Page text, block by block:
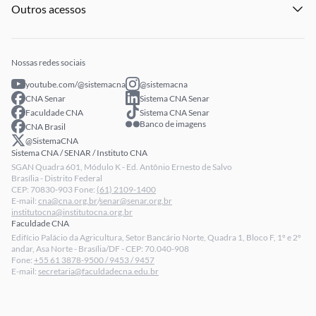
Arrecadação
Outros acessos
Política de Privacidade
LGPD - Lei Geral de Proteção de Dados
Relatórios de Transparência Salarial da CNA
Nossas redes sociais
youtube.com/@sistemacna
CNA Senar
Faculdade CNA
CNA Brasil
@SistemaCNA
@sistemacna
Sistema CNA Senar
Sistema CNA Senar
Banco de imagens
Sistema CNA / SENAR / Instituto CNA
SGAN Quadra 601, Módulo K - Ed. Antônio Ernesto de Salvo
Brasília - Distrito Federal
CEP: 70830-903 Fone: (61) 2109-1400
E-mail: cna@cna.org.br/senar@senar.org.br
institutocna@institutocna.org.br
Faculdade CNA
Edifício Palácio da Agricultura, Setor Bancário Norte, Quadra 1, Bloco F, 1º e 2º
andar, Asa Norte - Brasília/DF - CEP: 70.040-908
Fone: +55 61 3878-9500 / 9453 / 9457
E-mail: secretaria@faculdadecna.edu.br